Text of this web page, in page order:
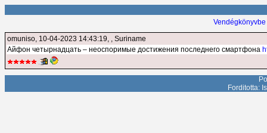
omuniso, 10-04-2023 14:43:19, , Suriname
Айфон четырнадцать – неоспоримые достижения последнего смартфона
Forditotta: